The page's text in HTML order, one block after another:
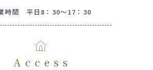
時間 平日8：30～17：30
Access